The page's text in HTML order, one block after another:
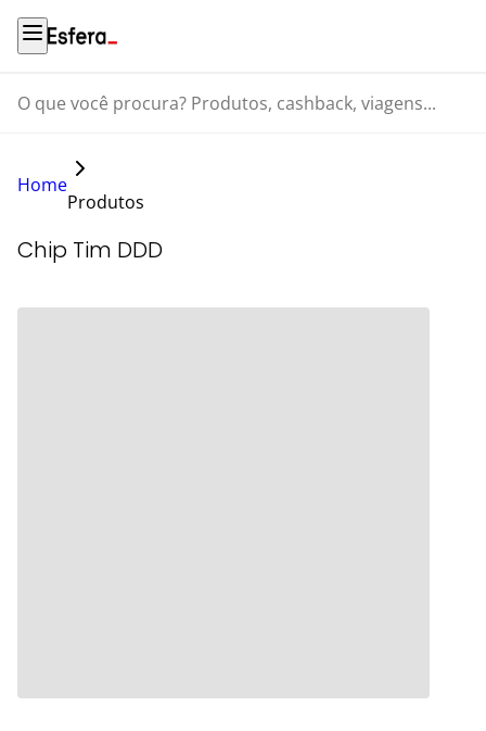
O que você procura? Produtos, cashback, viagens...
Home
Produtos
Chip Tim DDD